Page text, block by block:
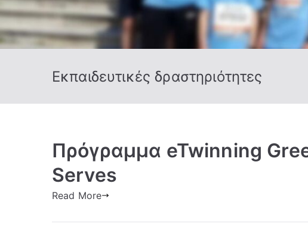
Εκπαιδευτικές δραστηριότητες
Πρόγραμμα eTwinning
Serves
Read More